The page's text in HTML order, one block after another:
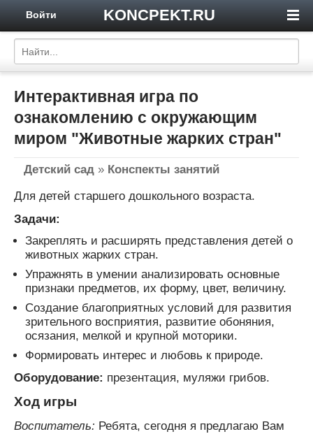
KONCPEKT.RU
Войти
Интерактивная игра по
ознакомлению с окружающим
миром "Животные жарких стран"
Детский сад » Конспекты занятий
Для детей старшего дошкольного возраста.
Задачи:
Закреплять и расширять представления детей о
животных жарких стран.
Упражнять в умении анализировать основные
признаки предметов, их форму, цвет, величину.
Создание благоприятных условий для развития
зрительного восприятия, развитие обоняния,
осязания, мелкой и крупной моторики.
Формировать интерес и любовь к природе.
Оборудование: презентация, муляжи грибов.
Ход игры
Воспитатель: Ребята, сегодня я предлагаю Вам